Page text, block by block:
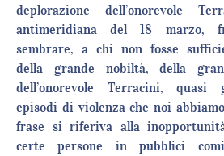
deplorazione dell’onorevole
antimeridiana del 18 marzo,
sembrare, a chi non fosse
della grande nobiltà, della
dell’onorevole Terracini, quasi
episodi di violenza che noi
frase si riferiva alla
certe persone in pubblici